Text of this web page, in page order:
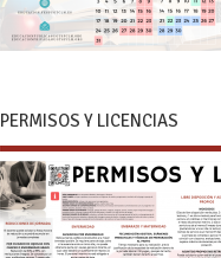
PERMISOS Y LICENCIAS